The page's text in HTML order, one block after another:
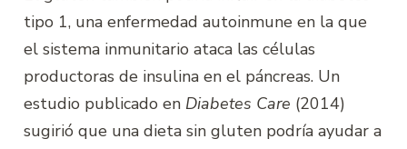
tipo 1, una enfermedad autoinmune en la que
el sistema inmunitario ataca las células
productoras de insulina en el páncreas. Un
estudio publicado en Diabetes Care (2014)
sugirió que una dieta sin gluten podría ayudar a